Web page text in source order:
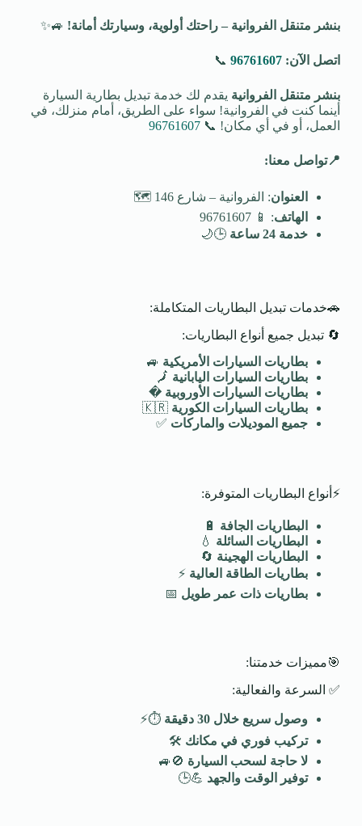
بنشر متنقل الفروانية – راحتك أولوية، وسيارتك أمانة!
🚙✨
اتصل الآن: 96761607
📞
بنشر متنقل الفروانية يقدم لك خدمة تبديل بطارية السيارة
أينما كنت في الفروانية! سواء على الطريق، أمام منزلك، في
العمل، أو في أي مكان! 📞 96761607
📍تواصل معنا:
العنوان: الفروانية – شارع 146 🗺️
الهاتف: 📱 96761607
خدمة 24 ساعة
🕒🌙
🚗خدمات تبديل البطاريات المتكاملة:
🔄 تبديل جميع أنواع البطاريات:
بطاريات السيارات الأمريكية 🚙
بطاريات السيارات اليابانية 🗾
بطاريات السيارات الأوروبية �️
بطاريات السيارات الكورية
جميع الموديلات والماركات ✅
⚡أنواع البطاريات المتوفرة:
البطاريات الجافة 🔋
البطاريات السائلة 💧
البطاريات الهجينة 🔄
بطاريات الطاقة العالية ⚡
بطاريات ذات عمر طويل 📅
🎯مميزات خدمتنا:
✅ السرعة والفعالية:
وصول سريع خلال 30 دقيقة
⏱️⚡
تركيب فوري في مكانك 🛠️
لا حاجة لسحب السيارة 🚫🚙
توفير الوقت والجهد 💪🕒